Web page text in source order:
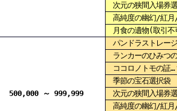
次元の狭間入場券
高純度の幽幻/紅月
月食の遺物(取引不
500,000 ～ 999,999
パンドラストレー
ランカーのひみつ
ココロノトモの証…
季節の宝石選択袋
次元の狭間入場券
高純度の幽幻/紅月